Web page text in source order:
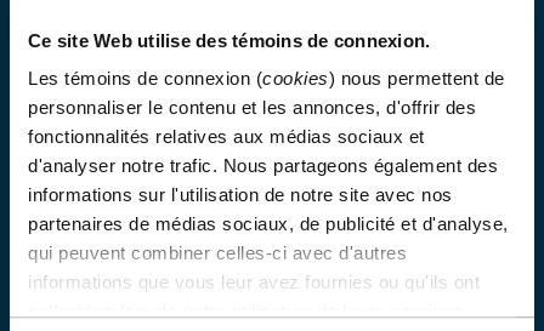
Ce site Web utilise des témoins de connexion.
Les témoins de connexion (cookies) nous permettent de
personnaliser le contenu et les annonces, d'offrir des
fonctionnalités relatives aux médias sociaux et
d'analyser notre trafic. Nous partageons également des
informations sur l'utilisation de notre site avec nos
partenaires de médias sociaux, de publicité et d'analyse,
qui peuvent combiner celles-ci avec d'autres
informations que vous leur avez fournies ou qu'ils ont
n
u
v
e
l
l
e
f
e
e
o
u
v
e
l
l
e
f
partenaires, le Centre des congrès demeure à
l’événementiel et poursuit sa mission de faire
rayonner la ville sur la scène internationale.
L’année 2024-2025 aura démontré, encore une fois,
que Québec est non seulement une destination de
choix pour les congrès d’envergure et les
événements d’affaires, mais également un
catalyseur de retombées durables pour toute la
région.